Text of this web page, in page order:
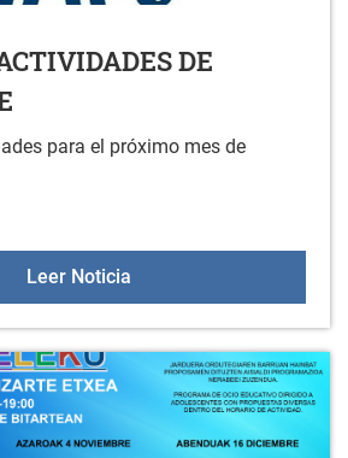
DE
para el próximo mes de
Leer NoticiaKZGUNEA: